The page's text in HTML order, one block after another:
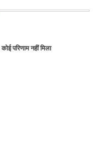
कोई परिणाम नहीं मिला